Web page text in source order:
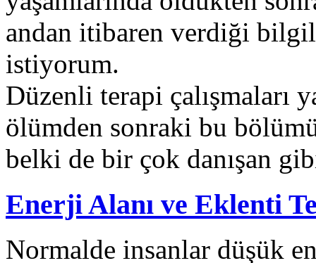
andan itibaren verdiği
istiyorum.
Düzenli terapi çalışmaları
ölümden sonraki bu
belki de bir çok danışan
Enerji Alanı ve Eklenti
Normalde insanlar düşük